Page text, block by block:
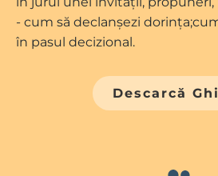
- cum să declanșezi
în pasul decizional.
Descarcă